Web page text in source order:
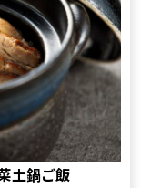
土鍋ご飯